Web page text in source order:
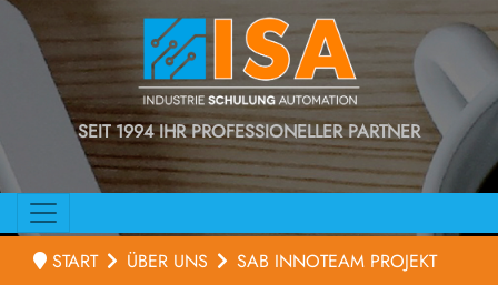
SEIT 1994 IHR PROFESSIONELLER PARTNER
START ÜBER UNS SAB INNOTEAM PROJEKT